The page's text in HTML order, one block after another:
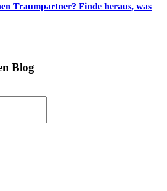
Traumpartner? Finde heraus, was
Blog